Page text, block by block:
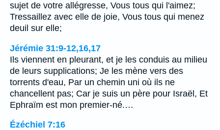
sujet de votre allégresse, Vous tous qui l'aimez;
Tressaillez avec elle de joie, Vous tous qui menez
deuil sur elle;
Jérémie 31:9-12,16,17
Ils viennent en pleurant, et je les conduis au milieu
de leurs supplications; Je les mène vers des
torrents d'eau, Par un chemin uni où ils ne
chancellent pas; Car je suis un père pour Israël, Et
Ephraïm est mon premier-né.…
Ézéchiel 7:16